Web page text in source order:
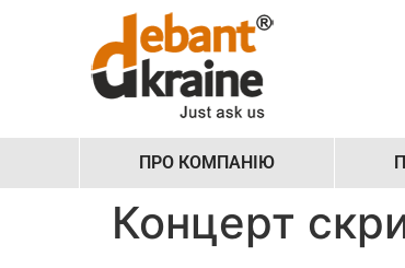
ПРО КОМПАНІЮ
Концерт